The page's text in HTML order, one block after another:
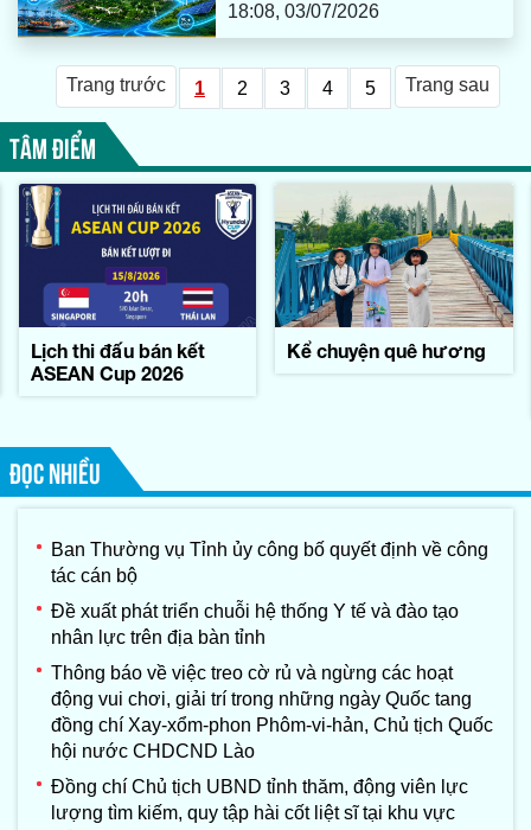
18:08, 03/07/2026
Trang trước 1 2 3 4 5 Trang sau
TÂM ĐIỂM
Lịch thi đấu bán kết
ASEAN Cup 2026
Kể chuyện quê hương
ĐỌC NHIỀU
Ban Thường vụ Tỉnh ủy công bố quyết định về công
tác cán bộ
Đề xuất phát triển chuỗi hệ thống Y tế và đào tạo
nhân lực trên địa bàn tỉnh
Thông báo về việc treo cờ rủ và ngừng các hoạt
động vui chơi, giải trí trong những ngày Quốc tang
đồng chí Xay-xổm-phon Phôm-vi-hản, Chủ tịch Quốc
hội nước CHDCND Lào
Đồng chí Chủ tịch UBND tỉnh thăm, động viên lực
lượng tìm kiếm, quy tập hài cốt liệt sĩ tại khu vực